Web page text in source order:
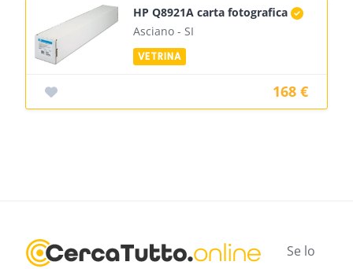
HP Q8921A carta fotografica
Asciano - SI
168 €
Se lo